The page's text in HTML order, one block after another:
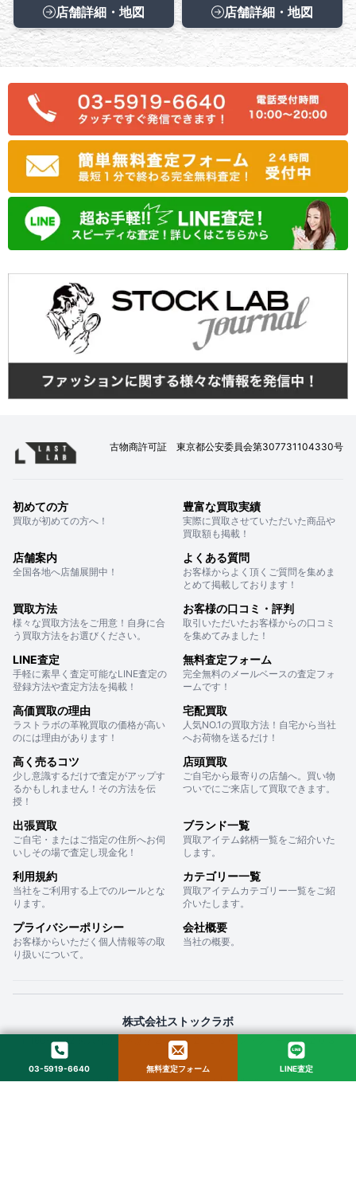
店舗詳細・地図 店舗詳細・地図
古物商許可証 東京都公安委員会第307731104330号
初めての方
買取が初めての方へ！
豊富な買取実績
実際に買取させていただいた商品や
買取額も掲載！
店舗案内
全国各地へ店舗展開中！
よくある質問
お客様からよく頂くご質問を集めま
とめて掲載しております！
買取方法
様々な買取方法をご用意！自身に合
う買取方法をお選びください。
お客様の口コミ・評判
取引いただいたお客様からの口コミ
を集めてみました！
LINE査定
手軽に素早く査定可能なLINE査定の
登録方法や査定方法を掲載！
無料査定フォーム
完全無料のメールベースの査定フォ
ームです！
高価買取の理由
ラストラボの革靴買取の価格が高い
のには理由があります！
宅配買取
人気NO.1の買取方法！自宅から当社
へお荷物を送るだけ！
高く売るコツ
少し意識するだけで査定がアップす
るかもしれません！その方法を伝
授！
店頭買取
ご自宅から最寄りの店舗へ。買い物
ついでにご来店して買取できます。
出張買取
ご自宅・またはご指定の住所へお伺
いしその場で査定し現金化！
ブランド一覧
買取アイテム銘柄一覧をご紹介いた
します。
利用規約
当社をご利用する上でのルールとな
ります。
カテゴリー一覧
買取アイテムカテゴリー一覧をご紹
介いたします。
プライバシーポリシー
お客様からいただく個人情報等の取
り扱いについて。
会社概要
当社の概要。
株式会社ストックラボ
〒160-0022 東京都新宿区新宿２丁目１２−１６ セントフォービル ２０３
© 2025 StockLab. All Rights Reserved.
03-5919-6640 無料査定フォーム LINE査定